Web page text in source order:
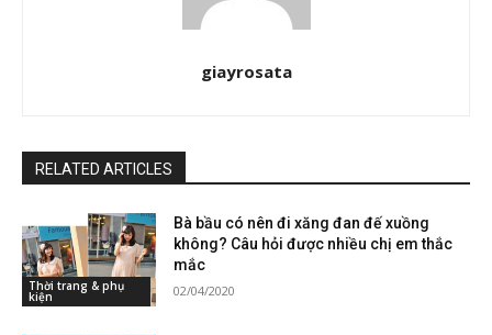
giayrosata
RELATED ARTICLES
Thời trang & phụ
kiện
Bà bầu có nên đi xăng đan đế xuồng
không? Câu hỏi được nhiều chị em thắc
mắc
02/04/2020